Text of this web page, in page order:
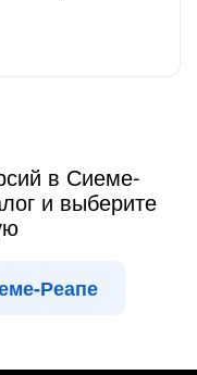
в Сиеме-
и выберите
Реапе